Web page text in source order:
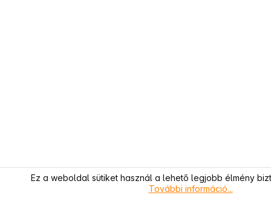
Ez a weboldal sütiket használ a lehető legjobb élmény
További információ...